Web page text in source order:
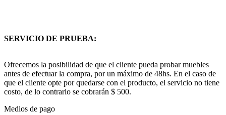
SERVICIO DE PRUEBA:
Ofrecemos la posibilidad de que el cliente pueda probar muebles
antes de efectuar la compra, por un máximo de 48hs. En el caso de
que el cliente opte por quedarse con el producto, el servicio no tiene
costo, de lo contrario se cobrarán $ 500.
Medios de pago